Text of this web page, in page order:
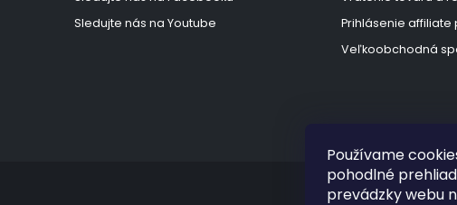
Používame
pohodlné
prevádzky webu
Sledujte nás na Youtube
Prihlásenie affiliate
Veľkoobchodná